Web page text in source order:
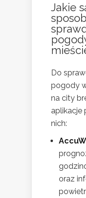
Jakie
Do
pogody
na city
aplikacje
nich:
oraz